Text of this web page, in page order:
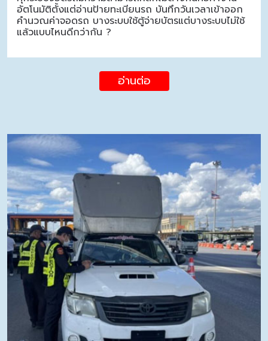
อัตโนมัติตั้งแต่อ่านป้ายทะเบียนรถ บันทึกวันเวลาเข้าออก
คำนวณค่าจอดรถ บางระบบใช้ตู้จ่ายบัตรแต่บางระบบไม่ใช้
แล้วแบบไหนดีกว่ากัน ?
อ่านต่อ